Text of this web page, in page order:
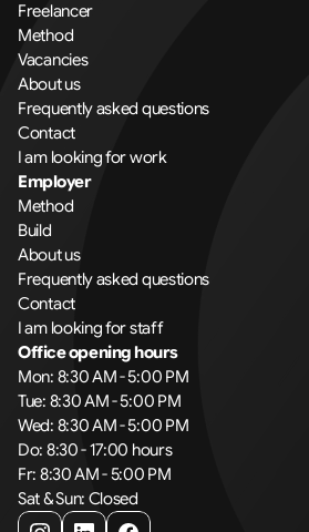
Freelancer
Method
Vacancies
About us
Frequently asked questions
Contact
I am looking for work
Employer
Method
Build
About us
Frequently asked questions
Contact
I am looking for staff
Office opening hours
Mon: 8:30 AM - 5:00 PM
Tue: 8:30 AM - 5:00 PM
Wed: 8:30 AM - 5:00 PM
Do: 8:30 - 17:00 hours
Fr: 8:30 AM - 5:00 PM
Sat & Sun: Closed